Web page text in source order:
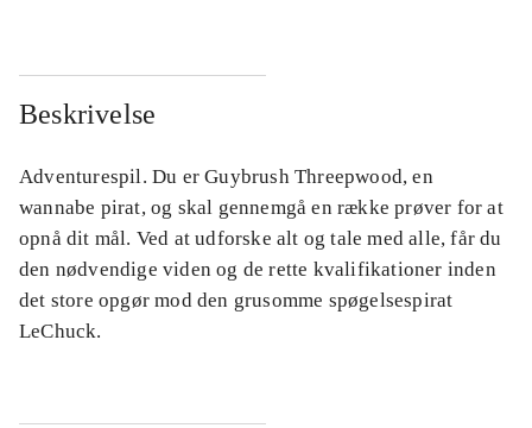
Beskrivelse
Adventurespil. Du er Guybrush Threepwood, en
wannabe pirat, og skal gennemgå en række prøver for at
opnå dit mål. Ved at udforske alt og tale med alle, får du
den nødvendige viden og de rette kvalifikationer inden
det store opgør mod den grusomme spøgelsespirat
LeChuck.